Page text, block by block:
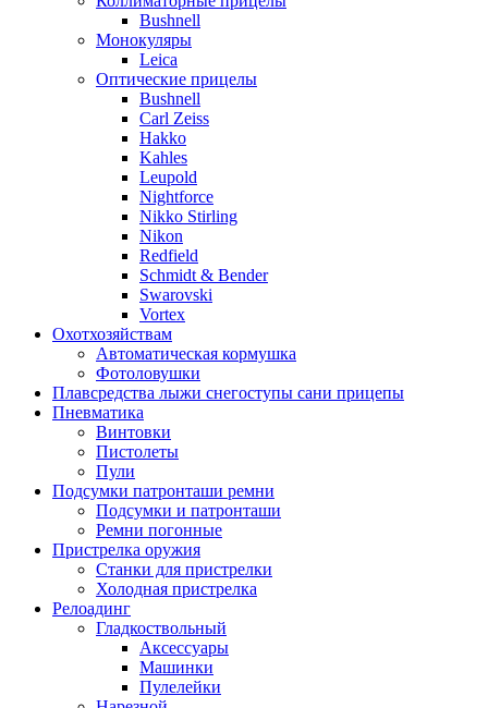
Bushnell
Монокуляры
Leica
Оптические прицелы
Bushnell
Carl Zeiss
Hakko
Kahles
Leupold
Nightforce
Nikko Stirling
Nikon
Redfield
Schmidt & Bender
Swarovski
Vortex
Охотхозяйствам
Автоматическая кормушка
Фотоловушки
Плавсредства лыжи снегоступы сани прицепы
Пневматика
Винтовки
Пистолеты
Пули
Подсумки патронташи ремни
Подсумки и патронташи
Ремни погонные
Пристрелка оружия
Станки для пристрелки
Холодная пристрелка
Релоадинг
Гладкоствольный
Аксессуары
Машинки
Пулелейки